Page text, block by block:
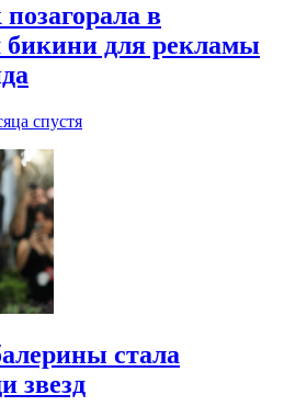
в
бикини для рекламы
спустя
стала
звезд